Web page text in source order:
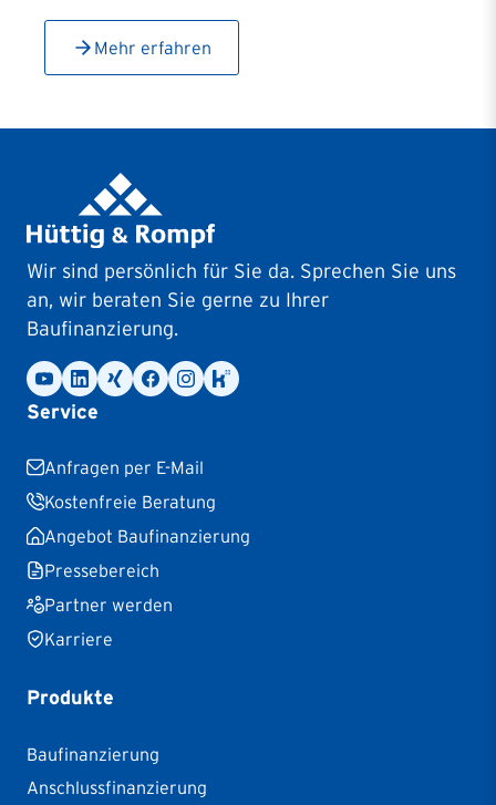
Mehr erfahren
Wir sind persönlich für Sie da. Sprechen Sie uns
an, wir beraten Sie gerne zu Ihrer
Baufinanzierung.
Service
Anfragen per E-Mail
Kostenfreie Beratung
Angebot Baufinanzierung
Pressebereich
Partner werden
Karriere
Produkte
Baufinanzierung
Anschlussfinanzierung